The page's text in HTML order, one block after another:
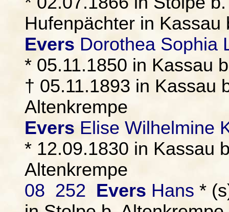
Hufenpächter in Kassau
Evers Dorothea Sophia
* 05.11.1850 in Kassau
† 05.11.1893 in Kassau
Altenkrempe
Evers Elise Wilhelmine
* 12.09.1830 in Kassau
Altenkrempe
08 252 Evers Hans *